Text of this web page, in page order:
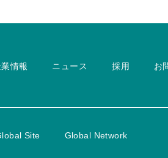
情報 ニュース 採用 お
Site Global Network